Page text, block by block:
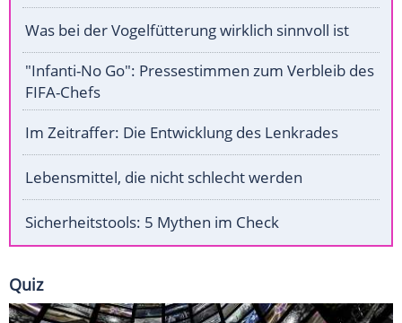
Was bei der Vogelfütterung wirklich sinnvoll ist
"Infanti-No Go": Pressestimmen zum Verbleib des
FIFA-Chefs
Im Zeitraffer: Die Entwicklung des Lenkrades
Lebensmittel, die nicht schlecht werden
Sicherheitstools: 5 Mythen im Check
Quiz